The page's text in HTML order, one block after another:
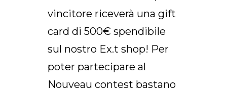
vincitore riceverà una gift
card di 500€ spendibile
sul nostro Ex.t shop! Per
poter partecipare al
Nouveau contest bastano